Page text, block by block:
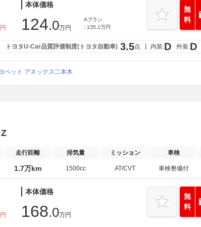
本体価格
124.0万円
Aプラン
: 135.1万円
無
料
トヨタU-Car品質評価制度(トヨタ自動車) 3.5点 内装:D 外装:D
ペット アネックス二本木
走行距離 排気量 ミッション 車検
1.7万km 1500cc AT/CVT 車検整備付
本体価格
168.0万円
無
料